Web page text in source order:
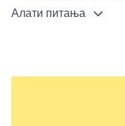
Алати питања